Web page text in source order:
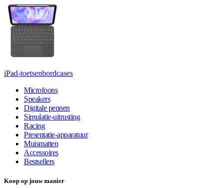
iPad-toetsenbordcases
Microfoons
Speakers
Digitale pennen
Simulatie-uitrusting
Racing
Presentatie-apparatuur
Muismatten
Accessoires
Bestsellers
Koop op jouw manier